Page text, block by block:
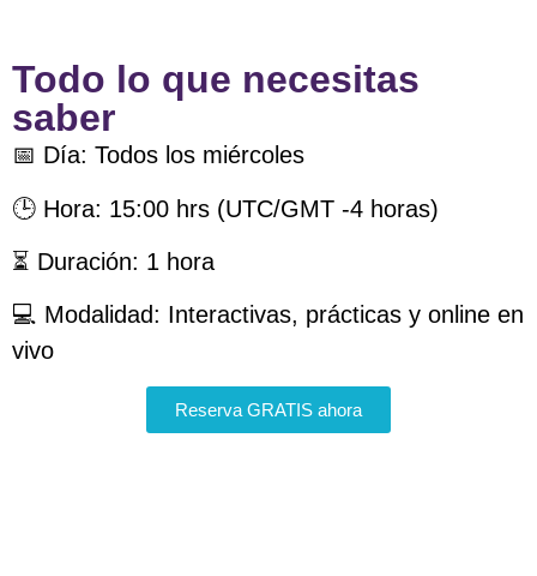
Todo lo que necesitas
saber
📅 Día: Todos los miércoles
🕒 Hora: 15:00 hrs (UTC/GMT -4 horas)
⏳ Duración: 1 hora
💻 Modalidad: Interactivas, prácticas y online en
vivo
Reserva GRATIS ahora